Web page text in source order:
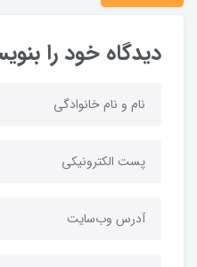
دیدگاه خود را